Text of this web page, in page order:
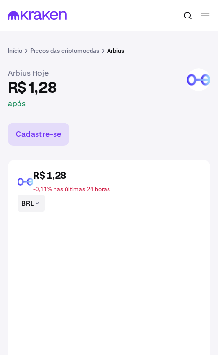
Início Preços das criptomoedas Arbius
R$ 1,28 Comprar AIUS
Arbius Hoje
R$ 1,28
após
AIUS
Cadastre-se
AIUS
R$ 1,28
-0,11% nas últimas 24 horas
BRL